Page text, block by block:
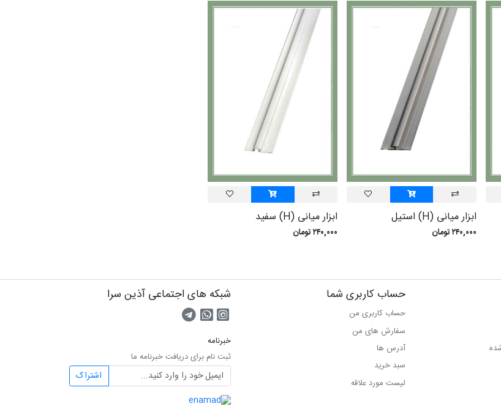
ابزار ميانی (H) استيل
۲۴۰,۰۰۰ تومان
ابزار ميانی (H) سفيد
۲۴۰,۰۰۰ تومان
حساب کاربری شما
حساب کاربری من
سفارش های من‎
آدرس ها
سبد خرید
لیست مورد علاقه
شبکه های اجتماعی آذین سرا
صفحه اینستاگرام
تماس با واتس اپ
کانال تلگرام
خبرنامه
ثبت نام برای دریافت خبرنامه ما
اشتراک